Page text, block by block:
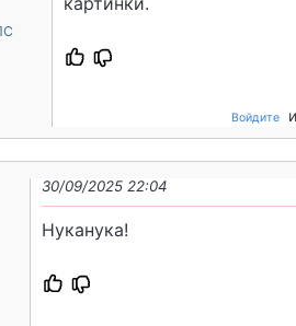
Войдите
30/09/2025 22:04
Нуканука!